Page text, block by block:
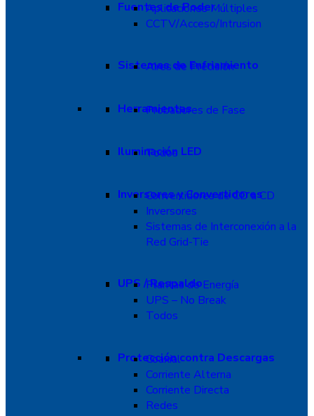
Fuentes de Poder
Aplicaciones Múltiples
CCTV/Acceso/Intrusion
Sistemas de Enfriamiento
Aires de Precisión
Herramientas
Probadores de Fase
Iluminación LED
Todos
Inversores y Convertidores
Convertidores de CD a CD
Inversores
Sistemas de Interconexión a la
Red Grid-Tie
UPS / Respaldo
Plantas de Energía
UPS – No Break
Todos
Protección contra Descargas
Coaxial
Corriente Alterna
Corriente Directa
Redes